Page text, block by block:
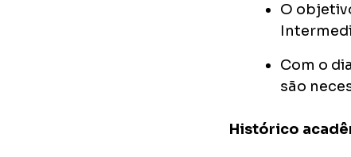
O
Com o
são
Histórico